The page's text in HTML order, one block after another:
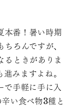
本番！暑い時期
ろんですが、
るときがありま
みますよね。
で手軽に手に入
い食べ物3種と